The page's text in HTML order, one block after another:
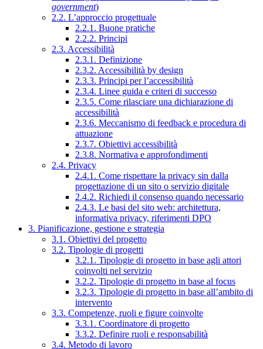
government)
2.2. L’approccio progettuale
2.2.1. Buone pratiche
2.2.2. Principi
2.3. Accessibilità
2.3.1. Definizione
2.3.2. Accessibilità by design
2.3.3. Principi per l’accessibilità
2.3.4. Linee guida e criteri di successo
2.3.5. Come rilasciare una dichiarazione di
accessibilità
2.3.6. Meccanismo di feedback e procedura di
attuazione
2.3.7. Obiettivi accessibilità
2.3.8. Normativa e approfondimenti
2.4. Privacy
2.4.1. Come rispettare la privacy sin dalla
progettazione di un sito o servizio digitale
2.4.2. Richiedi il consenso quando necessario
2.4.3. Le basi del sito web: architettura,
informativa privacy, riferimenti DPO
3. Pianificazione, gestione e strategia
3.1. Obiettivi del progetto
3.2. Tipologie di progetti
3.2.1. Tipologie di progetto in base agli attori
coinvolti nel servizio
3.2.2. Tipologie di progetto in base al focus
3.2.3. Tipologie di progetto in base all’ambito di
intervento
3.3. Competenze, ruoli e figure coinvolte
3.3.1. Coordinatore di progetto
3.3.2. Definire ruoli e responsabilità
3.4. Metodo di lavoro